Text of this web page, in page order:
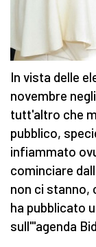
In vista delle
novembre
tutt'altro che
pubblico,
infiammato
cominciare
non ci stanno,
ha pubblicato
sull'"agenda